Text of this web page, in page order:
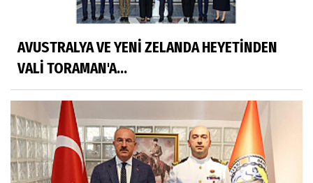
AVUSTRALYA VE YENİ ZELANDA HEYETİNDEN
VALİ TORAMAN'A...